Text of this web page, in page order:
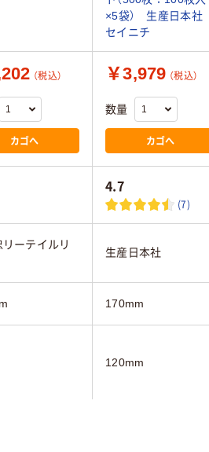
×5袋） 生産日本社
セイニチ
（税込）
カゴへ
￥3,979 （税込）
数量
カゴへ
4.7
(7)
ーテイルリ
生産日本社
170mm
120mm